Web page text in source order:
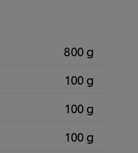
800 g
100 g
100 g
100 g